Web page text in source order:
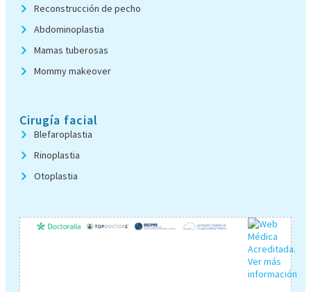
Reconstrucción de pecho
Abdominoplastia
Mamas tuberosas
Mommy makeover
Cirugía facial
Blefaroplastia
Rinoplastia
Otoplastia